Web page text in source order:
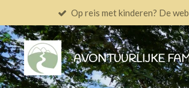
direct
naar
de
hoofdinhoud
Op reis met kinderen? De
AVONTUURLIJKE